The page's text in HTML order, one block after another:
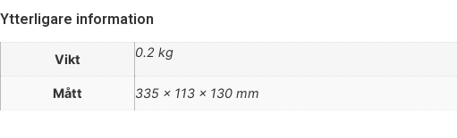
Ytterligare information
Vikt 0.2 kg
Mått 335 x 113 x 130 mm